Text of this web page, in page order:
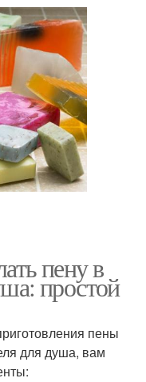
пену в
простой
пены
для душа, вам